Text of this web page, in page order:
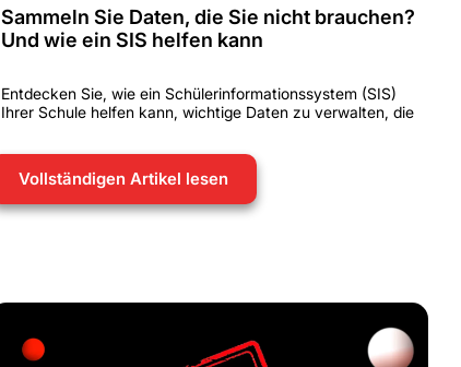
Sammeln Sie Daten, die Sie nicht brauchen?
Und wie ein SIS helfen kann
Entdecken Sie, wie ein Schülerinformationssystem (SIS)
Ihrer Schule helfen kann, wichtige Daten zu verwalten, die
Vollständigen Artikel lesen